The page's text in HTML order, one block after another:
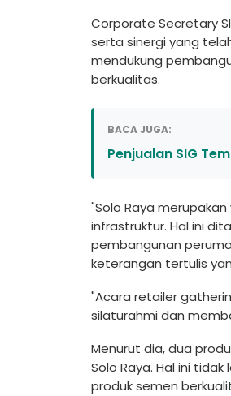
Corporate Secretary
serta sinergi yang
mendukung
berkualitas.
BACA JUGA:
Penjualan SIG
"Solo Raya
infrastruktur. Hal ini
pembangunan
keterangan tertulis
"Acara retailer
silaturahmi dan
Menurut dia, dua
Solo Raya. Hal ini
produk semen